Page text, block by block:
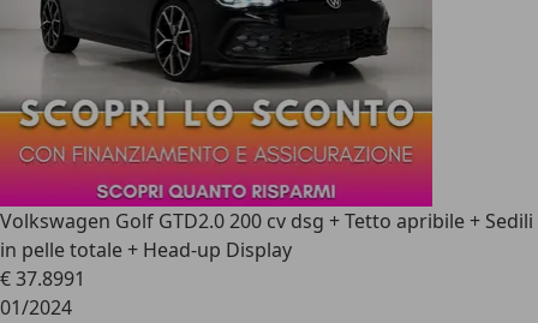
Volkswagen Golf GTD2.0 200 cv dsg + Tetto apribile + Sedili
in pelle totale + Head-up Display
€ 37.8991
01/2024